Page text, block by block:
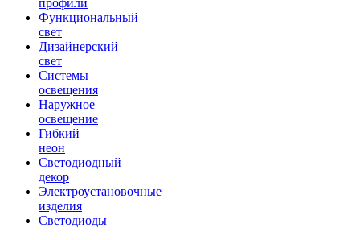
профили
Функциональный
свет
Дизайнерский
свет
Системы
освещения
Наружное
освещение
Гибкий
неон
Светодиодный
декор
Электроустановочные
изделия
Светодиоды